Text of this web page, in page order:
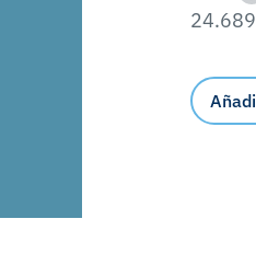
24.689